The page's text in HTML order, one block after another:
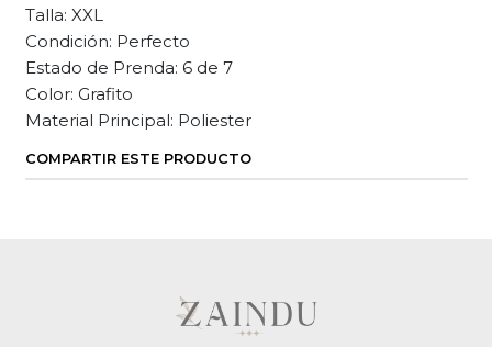
Talla: XXL
Condición: Perfecto
Estado de Prenda: 6 de 7
Color: Grafito
Material Principal: Poliester
COMPARTIR ESTE PRODUCTO